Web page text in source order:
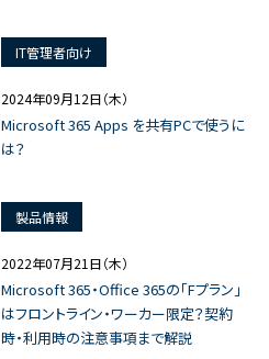
IT管理者向け
2024年09月12日（木）
Microsoft 365 Apps を共有PCで使うに
は？
製品情報
2022年07月21日（木）
Microsoft 365・Office 365の「Fプラン」
はフロントライン・ワーカー限定？契約
時・利用時の注意事項まで解説